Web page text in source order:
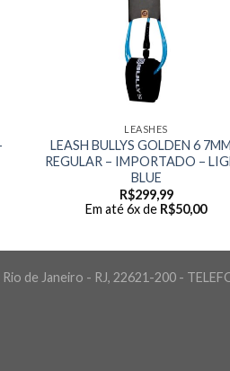
LEASHES
LEASH BULLYS GOLDEN 6
REGULAR – IMPORTADO –
BLUE
R$299,99
Em até 6x de R$50,00
de Janeiro - RJ, 22621-200 -